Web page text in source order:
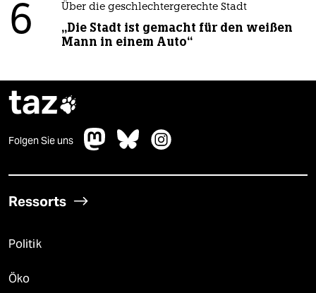
6 Über die geschlechtergerechte Stadt
„Die Stadt ist gemacht für den weißen
Mann in einem Auto“
taz
Folgen Sie uns
Ressorts
Politik
Öko